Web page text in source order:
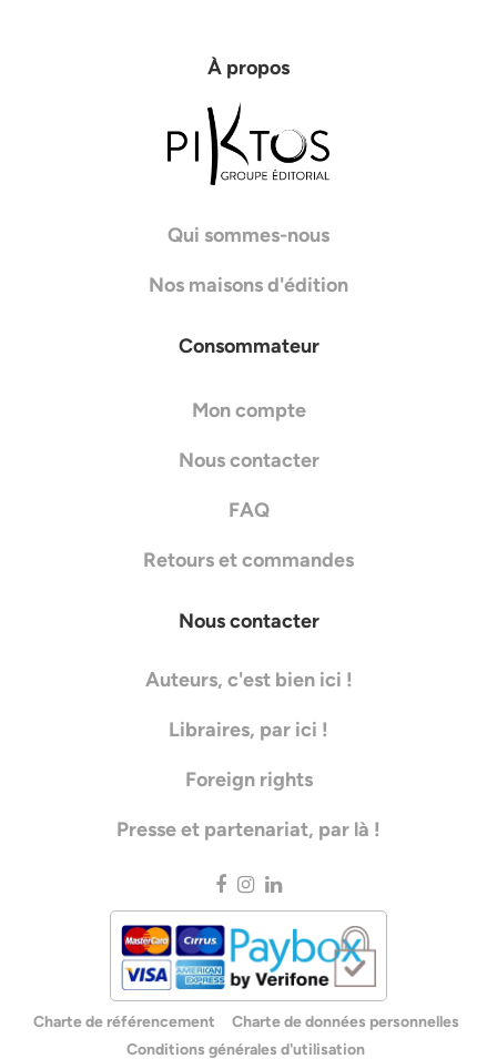
À propos
Qui sommes-nous
Nos maisons d'édition
Consommateur
Mon compte
Nous contacter
FAQ
Retours et commandes
Nous contacter
Auteurs, c'est bien ici !
Libraires, par ici !
Foreign rights
Presse et partenariat, par là !
Charte de référencement
Charte de données personnelles
Conditions générales d'utilisation